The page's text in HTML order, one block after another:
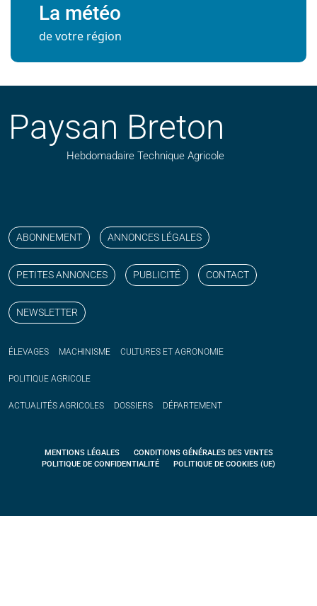
La météo
de votre région
Paysan Breton
Hebdomadaire Technique Agricole
ABONNEMENT ANNONCES LÉGALES
PETITES ANNONCES PUBLICITÉ CONTACT
NEWSLETTER
ÉLEVAGES MACHINISME CULTURES ET AGRONOMIE
POLITIQUE AGRICOLE
ACTUALITÉS AGRICOLES DOSSIERS DÉPARTEMENT
MENTIONS LÉGALES
CONDITIONS GÉNÉRALES DES VENTES
POLITIQUE DE CONFIDENTIALITÉ
POLITIQUE DE COOKIES (UE)